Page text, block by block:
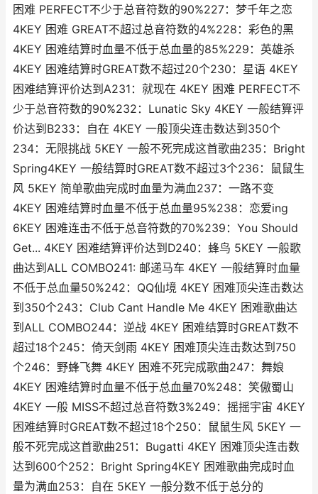
困难 PERFECT不少于总音符数的90%227：梦千年之恋
4KEY 困难 GREAT不超过总音符数的4%228：彩色的黑
4KEY 困难结算时血量不低于总血量的85%229：英雄杀
4KEY 困难结算时GREAT数不超过20个230：星语 4KEY
困难结算评价达到A231：就现在 4KEY 困难 PERFECT不
少于总音符数的90%232：Lunatic Sky 4KEY 一般结算评
价达到B233：自在 4KEY 一般顶尖连击数达到350个
234：无限挑战 5KEY 一般不死完成这首歌曲235：Bright
Spring4KEY 一般结算时GREAT数不超过3个236：鼠鼠生
风 5KEY 简单歌曲完成时血量为满血237：一路不变
4KEY 困难结算时血量不低于总血量95%238：恋爱ing
6KEY 困难连击不低于总音符数的70%239：You Should
Get... 4KEY 困难结算评价达到D240：蜂鸟 5KEY 一般歌
曲达到ALL COMBO241: 邮递马车 4KEY 一般结算时血量
不低于总血量50%242：QQ仙境 4KEY 困难顶尖连击数达
到350个243：Club Cant Handle Me 4KEY 困难歌曲达
到ALL COMBO244：逆战 4KEY 困难结算时GREAT数不
超过18个245：倚天剑雨 4KEY 困难顶尖连击数达到750
个246：野蜂飞舞 4KEY 困难不死完成歌曲247：舞娘
4KEY 困难结算时血量不低于总血量70%248：笑傲蜀山
4KEY 一般 MISS不超过总音符数3%249：摇摇宇宙 4KEY
困难结算时GREAT数不超过18个250：鼠鼠生风 5KEY 一
般不死完成这首歌曲251：Bugatti 4KEY 困难顶尖连击数
达到600个252：Bright Spring4KEY 困难歌曲完成时血
量为满血253：自在 5KEY 一般分数不低于总分的